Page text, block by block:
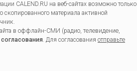
CALEND.RU на веб-сайтах возможно только
скопированного материала активной
в оффлайн-СМИ (радио, телевидение,
. Для согласования отправьте